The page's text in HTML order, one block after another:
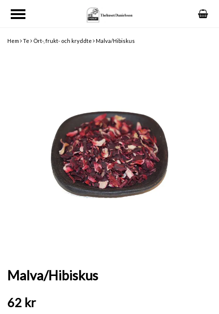
Hem Te Ört-, frukt- och kryddte Malva/Hibiskus
Malva/Hibiskus
62 kr